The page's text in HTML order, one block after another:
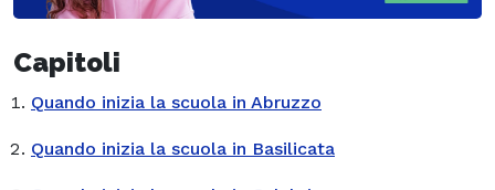
Capitoli
Quando inizia la scuola in Abruzzo
Quando inizia la scuola in Basilicata